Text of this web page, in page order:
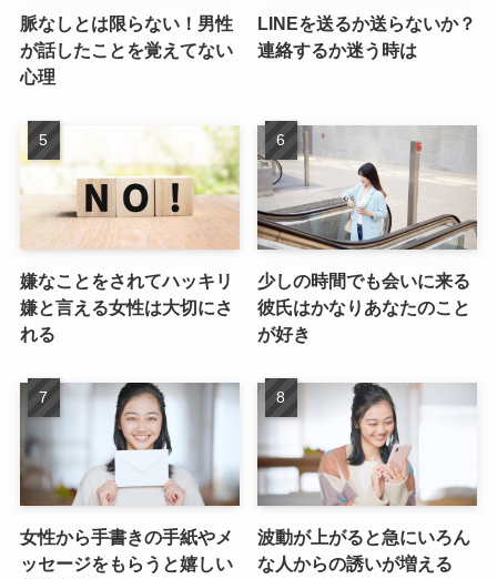
脈なしとは限らない！男性
が話したことを覚えてない
心理
LINEを送るか送らないか？
連絡するか迷う時は
嫌なことをされてハッキリ
嫌と言える女性は大切にさ
れる
少しの時間でも会いに来る
彼氏はかなりあなたのこと
が好き
女性から手書きの手紙やメ
ッセージをもらうと嬉しい
波動が上がると急にいろん
な人からの誘いが増える